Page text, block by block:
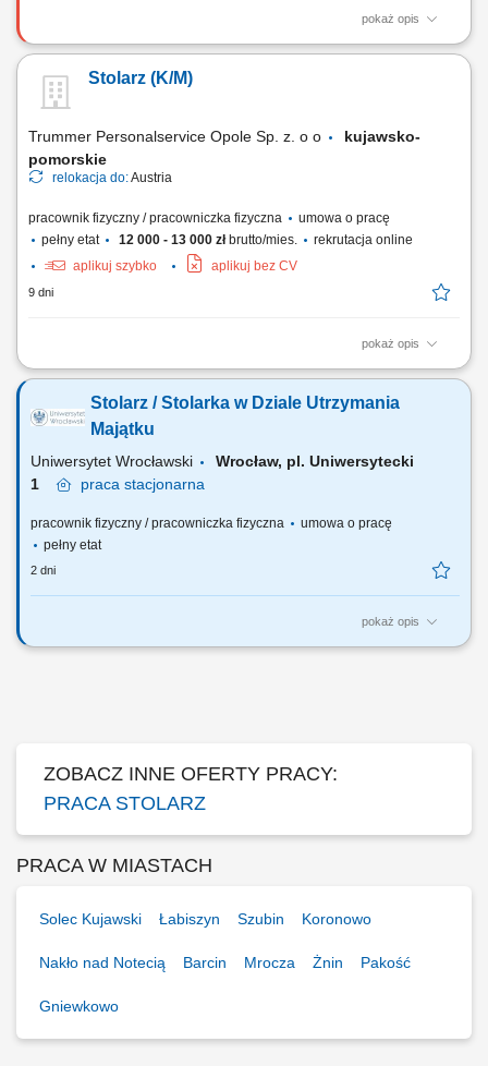
pokaż opis
Obowiązki: Cięcie elementów ram oraz płyt według wytycznych;
elementów oraz składanie konstrukcji; Naprawa i konserwacja okien,
drzwi oraz mebli; Montaż okuć do okien i drzwi oraz ich wymiana;
Stolarz (K/M)
Trummer Personalservice Opole Sp. z. o o
kujawsko-
pomorskie
relokacja do:Austria
pracownik fizyczny / pracowniczka fizyczna
umowa o pracę
pełny etat
12 000 - 13 000 złbrutto/mies.
rekrutacja online
aplikuj szybko
aplikuj bez CV
9 dni
pokaż opis
wykonywanie stolarki meblowej bądź budowlanej;praca przy
Stolarz / Stolarka w Dziale Utrzymania
Majątku
Uniwersytet Wrocławski
Wrocław, pl. Uniwersytecki
1
praca stacjonarna
pracownik fizyczny / pracowniczka fizyczna
umowa o pracę
pełny etat
2 dni
pokaż opis
Główne obowiązki Wykonywanie prac stolarskich oraz prowadzenie
ZOBACZ INNE OFERTY PRACY:
PRACA STOLARZ
PRACA W MIASTACH
Solec Kujawski Łabiszyn Szubin Koronowo
Nakło nad Notecią Barcin Mrocza Żnin Pakość
Gniewkowo